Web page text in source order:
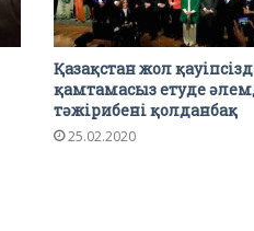
Қазақстан жол
қамтамасыз етуде
тәжірибені қолданбақ
25.02.2020